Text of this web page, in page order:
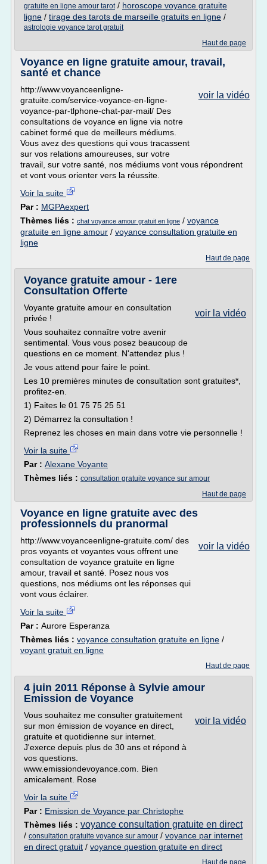
gratuite en ligne amour tarot/ horoscope voyance gratuite
ligne / tirage des tarots de marseille gratuits en ligne /
astrologie voyance tarot gratuit
Haut de page
Voyance en ligne gratuite amour, travail,
santé et chance
voir la vidéo
http://www.voyanceenligne-
gratuite.com/service-voyance-en-ligne-
voyance-par-tlphone-chat-par-mail/ Des
consultations de voyance en ligne via notre
cabinet formé que de meilleurs médiums.
Vous avez des questions qui vous tracassent
sur vos relations amoureuses, sur votre
travail, sur votre santé, nos médiums vont vous répondrent
et vont vous orienter vers la réussite.
Voir la suite
Par : MGPAexpert
Thèmes liés : chat voyance amour gratuit en ligne / voyance
gratuite en ligne amour / voyance consultation gratuite en
ligne
Haut de page
Voyance gratuite amour - 1ere
Consultation Offerte
voir la vidéo
Voyante gratuite amour en consultation
privée !
Vous souhaitez connaître votre avenir
sentimental. Vous vous posez beaucoup de
questions en ce moment. N'attendez plus !
Je vous attend pour faire le point.
Les 10 premières minutes de consultation sont gratuites*,
profitez-en.
1) Faites le 01 75 75 25 51
2) Démarrez la consultation !
Reprenez les choses en main dans votre vie personnelle !
Voir la suite
Par : Alexane Voyante
Thèmes liés : consultation gratuite voyance sur amour
Haut de page
Voyance en ligne gratuite avec des
professionnels du pranormal
voir la vidéo
http://www.voyanceenligne-gratuite.com/ des
pros voyants et voyantes vous offrent une
consultation de voyance gratuite en ligne
amour, travail et santé. Posez nous vos
questions, nos médiums ont les réponses qui
vont vous éclairer.
Voir la suite
Par : Aurore Esperanza
Thèmes liés : voyance consultation gratuite en ligne /
voyant gratuit en ligne
Haut de page
4 juin 2011 Réponse à Sylvie amour
Emission de Voyance
voir la vidéo
Vous souhaitez me consulter gratuitement
sur mon émission de voyance en direct,
gratuite et quotidienne sur internet.
J'exerce depuis plus de 30 ans et répond à
vos questions.
www.emissiondevoyance.com. Bien
amicalement. Rose
Voir la suite
Par : Emission de Voyance par Christophe
Thèmes liés : voyance consultation gratuite en direct
/ consultation gratuite voyance sur amour / voyance par internet
en direct gratuit / voyance question gratuite en direct
Haut de page